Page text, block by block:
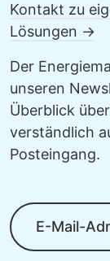
Kontakt zu
Lösungen →
Der
unseren
Überblick
verständlich
Posteingang.
E-Mail-